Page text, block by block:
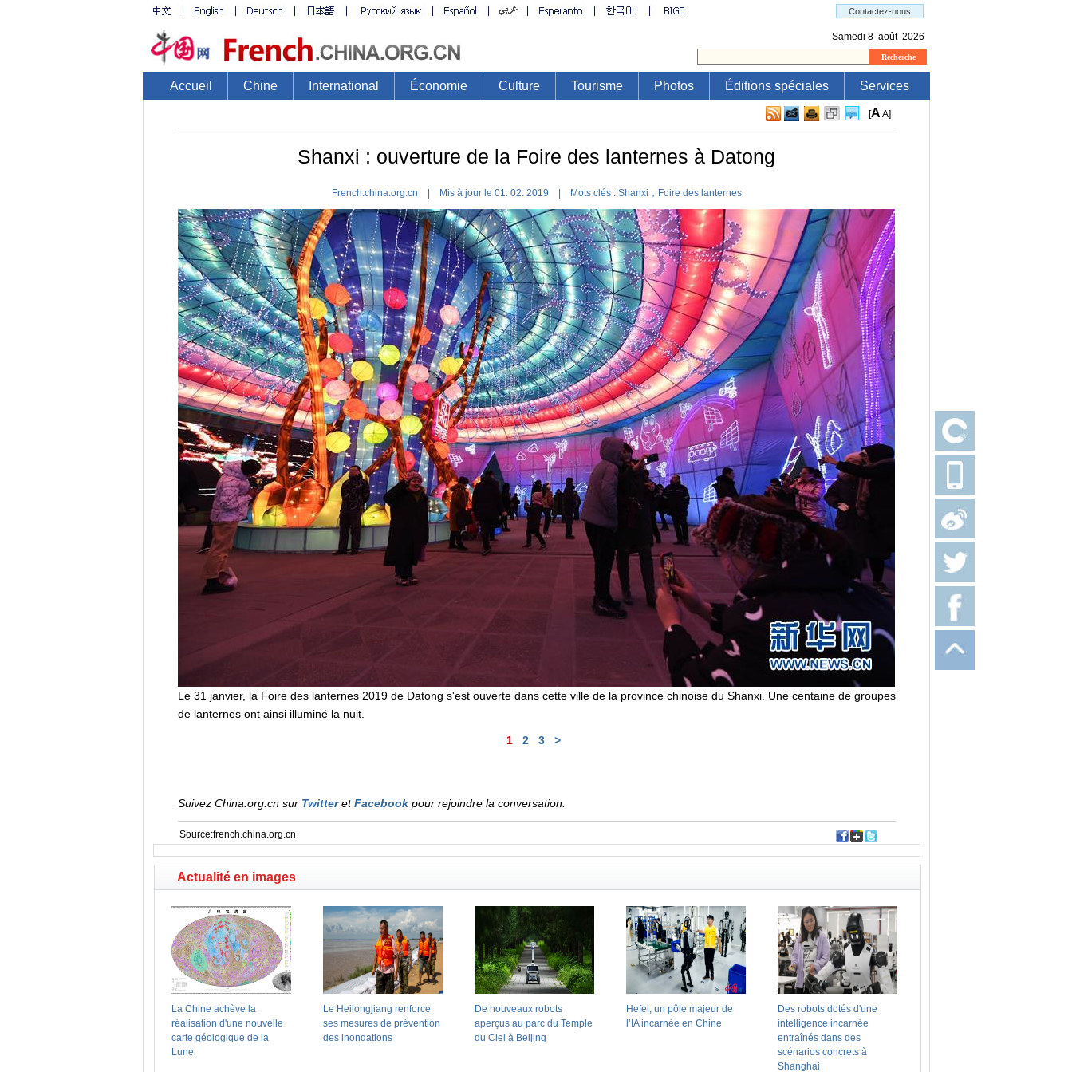
Accueil Chine International Économie Culture Tourisme Photos Éditions spéciales Services
[A A]
Shanxi : ouverture de la Foire des lanternes à Datong
French.china.org.cn | Mis à jour le 01. 02. 2019 | Mots clés : Shanxi，Foire des lanternes
Le 31 janvier, la Foire des lanternes 2019 de Datong s'est ouverte dans cette ville de la province chinoise du Shanxi. Une centaine de groupes
de lanternes ont ainsi illuminé la nuit.
1 2 3 >
Suivez China.org.cn sur TwitteretFacebookpour rejoindre la conversation.
Source:french.china.org.cn